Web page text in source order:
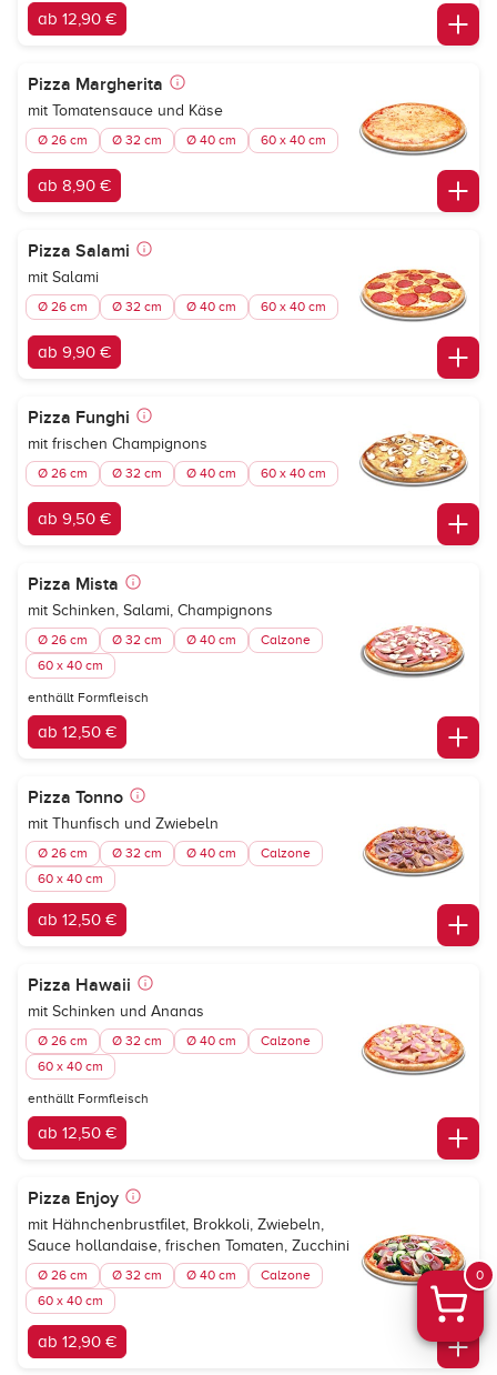
ab 12,90 €
Pizza Margherita
mit Tomatensauce und Käse
Ø 26 cm Ø 32 cm Ø 40 cm 60 x 40 cm
ab 8,90 €
Pizza Salami
mit Salami
Ø 26 cm Ø 32 cm Ø 40 cm 60 x 40 cm
ab 9,90 €
Pizza Funghi
mit frischen Champignons
Ø 26 cm Ø 32 cm Ø 40 cm 60 x 40 cm
ab 9,50 €
Pizza Mista
mit Schinken, Salami, Champignons
Ø 26 cm Ø 32 cm Ø 40 cm
Calzone
60 x 40 cm
enthällt Formfleisch
ab 12,50 €
Pizza Tonno
mit Thunfisch und Zwiebeln
Ø 26 cm Ø 32 cm Ø 40 cm
Calzone
60 x 40 cm
ab 12,50 €
Pizza Hawaii
mit Schinken und Ananas
Ø 26 cm Ø 32 cm Ø 40 cm
Calzone
60 x 40 cm
enthällt Formfleisch
ab 12,50 €
Pizza Enjoy
mit Hähnchenbrustfilet, Brokkoli, Zwiebeln,
Sauce hollandaise, frischen Tomaten, Zucchini
Ø 26 cm Ø 32 cm Ø 40 cm
Calzone
60 x 40 cm
ab 12,90 €
0